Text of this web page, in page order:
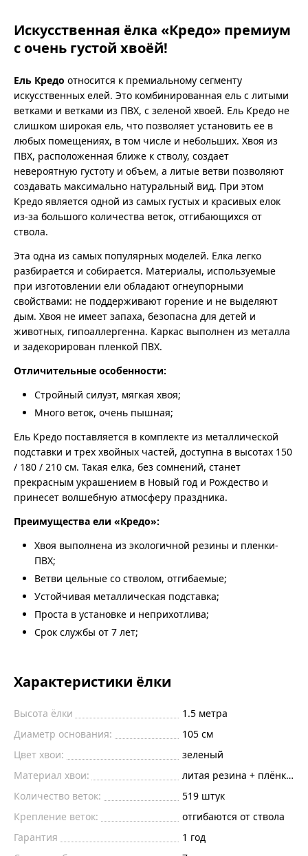
Искусственная ёлка «Кредо» премиум
с очень густой хвоёй!
Ель Кредо относится к премиальному сегменту
искусственных елей. Это комбинированная ель с литыми
ветками и ветками из ПВХ, с зеленой хвоей. Ель Кредо не
слишком широкая ель, что позволяет установить ее в
любых помещениях, в том числе и небольших. Хвоя из
ПВХ, расположенная ближе к стволу, создает
невероятную густоту и объем, а литые ветви позволяют
создавать максимально натуральный вид. При этом
Кредо является одной из самых густых и красивых елок
из-за большого количества веток, отгибающихся от
ствола.
Эта одна из самых популярных моделей. Елка легко
разбирается и собирается. Материалы, используемые
при изготовлении ели обладают огнеупорными
свойствами: не поддерживают горение и не выделяют
дым. Хвоя не имеет запаха, безопасна для детей и
животных, гипоаллергенна. Каркас выполнен из металла
и задекорирован пленкой ПВХ.
Отличительные особенности:
Стройный силуэт, мягкая хвоя;
Много веток, очень пышная;
Ель Кредо поставляется в комплекте из металлической
подставки и трех хвойных частей, доступна в высотах 150
/ 180 / 210 см. Такая елка, без сомнений, станет
прекрасным украшением в Новый год и Рождество и
принесет волшебную атмосферу праздника.
Преимущества ели «Кредо»:
Хвоя выполнена из экологичной резины и пленки-
ПВХ;
Ветви цельные со стволом, отгибаемые;
Устойчивая металлическая подставка;
Проста в установке и неприхотлива;
Срок службы от 7 лет;
Характеристики ёлки
Высота ёлки 1.5 метра
Диаметр основания:
105 см
Цвет хвои:
зеленый
Материал хвои:
литая резина + плёнка
Количество веток:
519 штук
Крепление веток:
отгибаются от ствола
Гарантия
1 год